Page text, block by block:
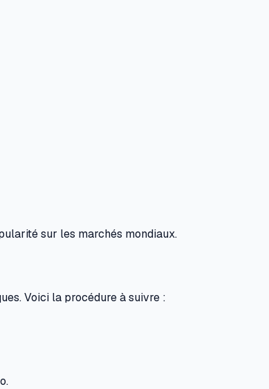
sur les marchés mondiaux.
Voici la procédure à suivre :